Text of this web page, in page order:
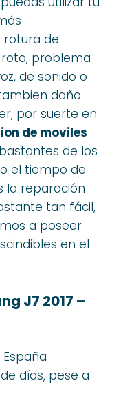
rotura de
problema
de sonido o
daño
por suerte en
de moviles
de los
el tiempo de
la reparación
tan fácil,
a poseer
en el
J7 2017 –
días, pese a